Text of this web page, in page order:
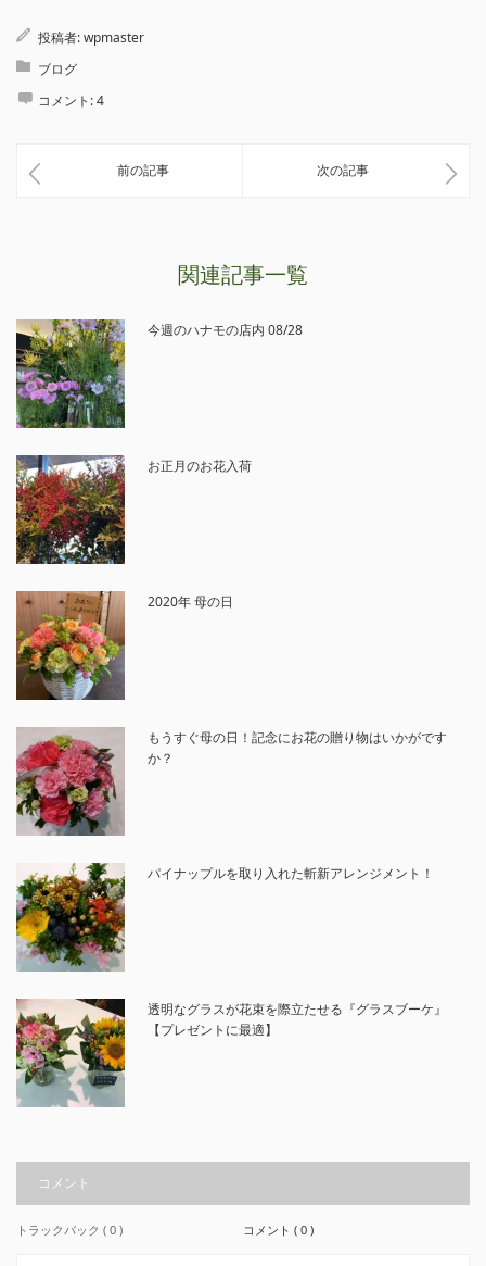
投稿者:wpmaster
ブログ
コメント:4
前の記事 次の記事
関連記事一覧
今週のハナモの店内 08/28
お正月のお花入荷
2020年 母の日
もうすぐ母の日！記念にお花の贈り物はいかがです
か？
パイナップルを取り入れた斬新アレンジメント！
透明なグラスが花束を際立たせる『グラスブーケ』
【プレゼントに最適】
コメント
トラックバック ( 0 ) コメント ( 0 )